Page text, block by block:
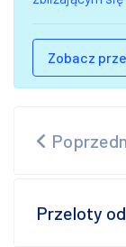
Zobacz
Przeloty